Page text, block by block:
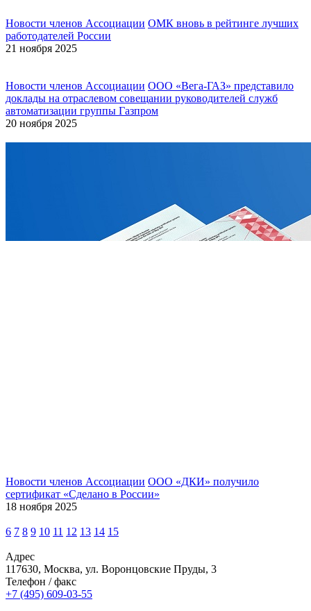
Новости членов Ассоциации ОМК вновь в рейтинге лучших
работодателей России
21 ноября 2025
Новости членов Ассоциации ООО «Вега-ГАЗ» представило
доклады на отраслевом совещании руководителей служб
автоматизации группы Газпром
20 ноября 2025
Новости членов Ассоциации ООО «ДКИ» получило
сертификат «Сделано в России»
18 ноября 2025
6 7 8 9 10 11 12 13 14 15
Адрес
117630, Москва, ул. Воронцовские Пруды, 3
Телефон / факс
+7 (495) 609-03-55